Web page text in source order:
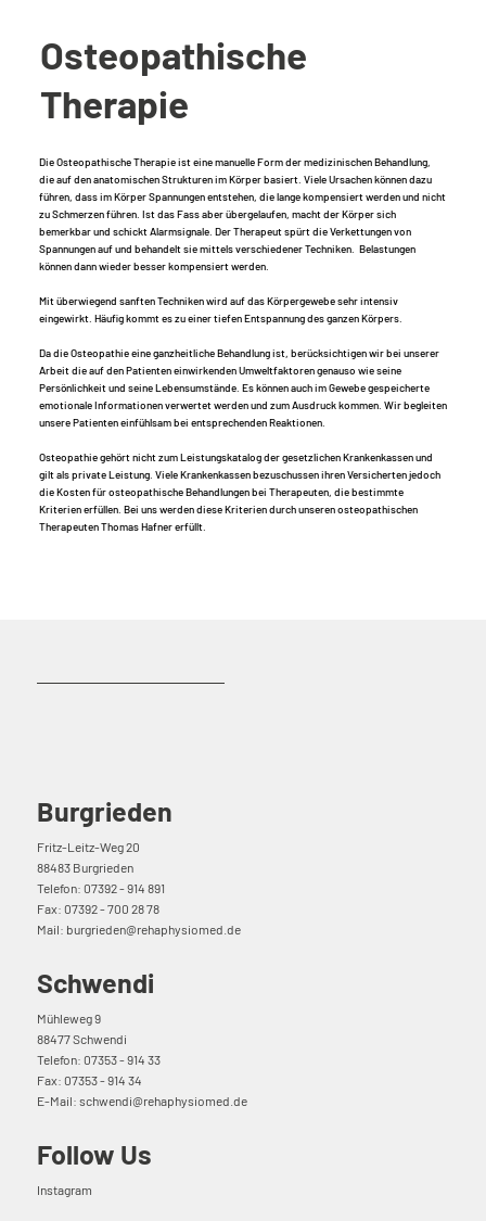
Osteopathische
Therapie
Die Osteopathische Therapie ist eine manuelle Form der medizinischen Behandlung,
die auf den anatomischen Strukturen im Körper basiert. Viele Ursachen können dazu
führen, dass im Körper Spannungen entstehen, die lange kompensiert werden und nicht
zu Schmerzen führen. Ist das Fass aber übergelaufen, macht der Körper sich
bemerkbar und schickt Alarmsignale. Der Therapeut spürt die Verkettungen von
Spannungen auf und behandelt sie mittels verschiedener Techniken. Belastungen
können dann wieder besser kompensiert werden.
Mit überwiegend sanften Techniken wird auf das Körpergewebe sehr intensiv
eingewirkt. Häufig kommt es zu einer tiefen Entspannung des ganzen Körpers.
Da die Osteopathie eine ganzheitliche Behandlung ist, berücksichtigen wir bei unserer
Arbeit die auf den Patienten einwirkenden Umweltfaktoren genauso wie seine
Persönlichkeit und seine Lebensumstände. Es können auch im Gewebe gespeicherte
emotionale Informationen verwertet werden und zum Ausdruck kommen. Wir begleiten
unsere Patienten einfühlsam bei entsprechenden Reaktionen.
Osteopathie gehört nicht zum Leistungskatalog der gesetzlichen Krankenkassen und
gilt als private Leistung. Viele Krankenkassen bezuschussen ihren Versicherten jedoch
die Kosten für osteopathische Behandlungen bei Therapeuten, die bestimmte
Kriterien erfüllen. Bei uns werden diese Kriterien durch unseren osteopathischen
Therapeuten Thomas Hafner erfüllt.
Burgrieden
Fritz-Leitz-Weg 20
88483 Burgrieden
Telefon: 07392 - 914 891
Fax: 07392 - 700 28 78
Mail: burgrieden@rehaphysiomed.de
Schwendi
Mühleweg 9
88477 Schwendi
Telefon: 07353 - 914 33
Fax: 07353 - 914 34
E-Mail:schwendi@rehaphysiomed.de
Follow Us
Instagram